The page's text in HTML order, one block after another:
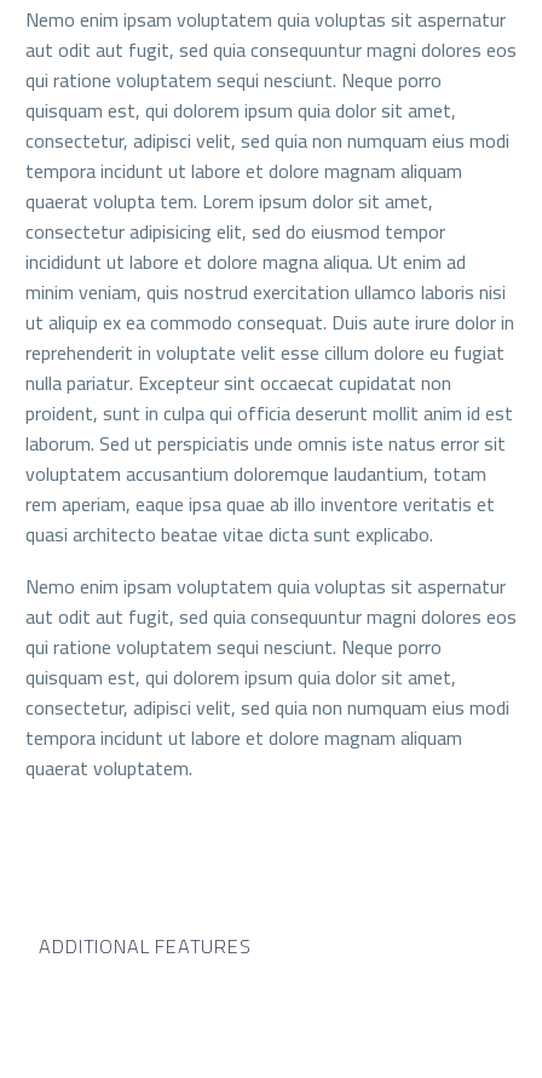
Nemo enim ipsam voluptatem quia voluptas sit aspernatur
aut odit aut fugit, sed quia consequuntur magni dolores eos
qui ratione voluptatem sequi nesciunt. Neque porro
quisquam est, qui dolorem ipsum quia dolor sit amet,
consectetur, adipisci velit, sed quia non numquam eius modi
tempora incidunt ut labore et dolore magnam aliquam
quaerat volupta tem. Lorem ipsum dolor sit amet,
consectetur adipisicing elit, sed do eiusmod tempor
incididunt ut labore et dolore magna aliqua. Ut enim ad
minim veniam, quis nostrud exercitation ullamco laboris nisi
ut aliquip ex ea commodo consequat. Duis aute irure dolor in
reprehenderit in voluptate velit esse cillum dolore eu fugiat
nulla pariatur. Excepteur sint occaecat cupidatat non
proident, sunt in culpa qui officia deserunt mollit anim id est
laborum. Sed ut perspiciatis unde omnis iste natus error sit
voluptatem accusantium doloremque laudantium, totam
rem aperiam, eaque ipsa quae ab illo inventore veritatis et
quasi architecto beatae vitae dicta sunt explicabo.
Nemo enim ipsam voluptatem quia voluptas sit aspernatur
aut odit aut fugit, sed quia consequuntur magni dolores eos
qui ratione voluptatem sequi nesciunt. Neque porro
quisquam est, qui dolorem ipsum quia dolor sit amet,
consectetur, adipisci velit, sed quia non numquam eius modi
tempora incidunt ut labore et dolore magnam aliquam
quaerat voluptatem.
ADDITIONAL FEATURES